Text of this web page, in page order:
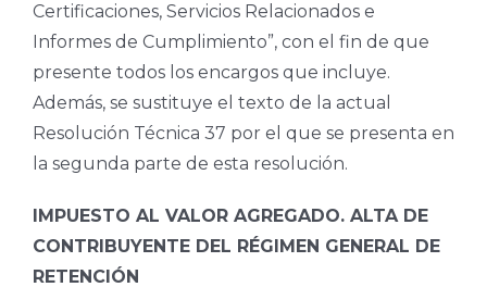
Certificaciones, Servicios Relacionados e
Informes de Cumplimiento”, con el fin de que
presente todos los encargos que incluye.
Además, se sustituye el texto de la actual
Resolución Técnica 37 por el que se presenta en
la segunda parte de esta resolución.
IMPUESTO AL VALOR AGREGADO. ALTA DE
CONTRIBUYENTE DEL RÉGIMEN GENERAL DE
RETENCIÓN